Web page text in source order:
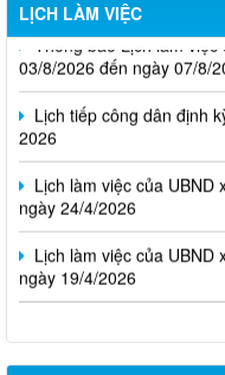
LỊCH LÀM VIỆC
Thông báo Lịch làm việc
03/8/2026 đến ngày 07/8/
Lịch tiếp công dân định
2026
Lịch làm việc của UBND
ngày 24/4/2026
Lịch làm việc của UBND
ngày 19/4/2026